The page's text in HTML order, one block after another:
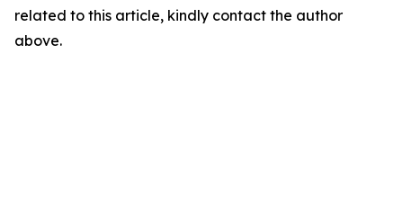
related to this article, kindly contact the author
above.